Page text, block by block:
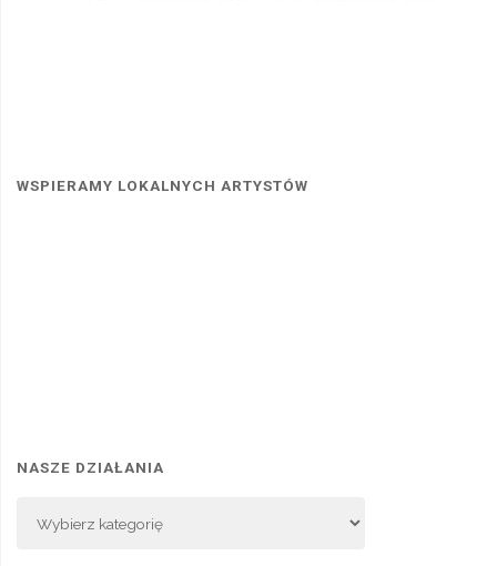
WSPIERAMY LOKALNYCH ARTYSTÓW
NASZE DZIAŁANIA
Działania